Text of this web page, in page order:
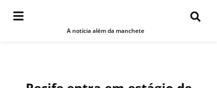
A notícia além da manchete